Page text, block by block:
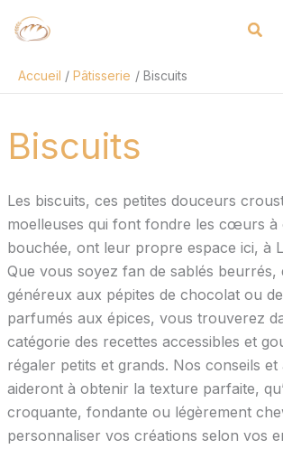
Accueil
Pâtisserie Biscuits
Biscuits
Les biscuits, ces petites douceurs
moelleuses qui font fondre les cœurs à
bouchée, ont leur propre espace ici, à
Que vous soyez fan de sablés beurrés,
généreux aux pépites de chocolat ou
parfumés aux épices, vous trouverez
catégorie des recettes accessibles et
régaler petits et grands. Nos conseils et
aideront à obtenir la texture parfaite,
croquante, fondante ou légèrement
personnaliser vos créations selon vos